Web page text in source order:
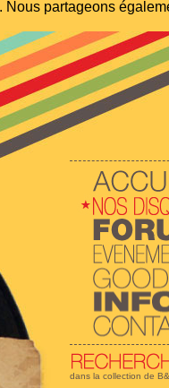
partageons
dans la collection de